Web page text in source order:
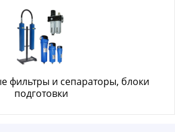
фильтры и сепараторы, блоки
подготовки